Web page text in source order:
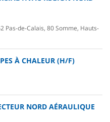
Pas-de-Calais, 80 Somme, Hauts-
À CHALEUR (H/F)
NORD AÉRAULIQUE